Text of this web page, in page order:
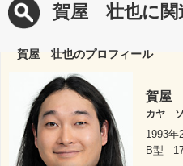
賀屋 壮也に関
賀屋 壮也のプロフィール
賀屋
カヤ
1993年
B型